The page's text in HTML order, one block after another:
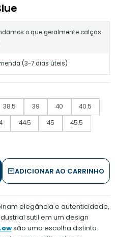
o que geralmente calças
(3-7 dias úteis)
38.5 39 40 40.5
44.5 45 45.5
ADICIONAR AO CARRINHO
elegância e autenticidade,
sutil em um design
são uma escolha distinta